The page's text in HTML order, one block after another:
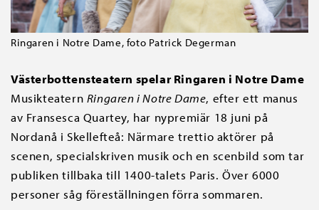
Ringaren i Notre Dame, foto Patrick Degerman
Västerbottensteatern spelarRingaren i Notre Dame
Musikteatern Ringaren i Notre Dame, efter ett manus
av Fransesca Quartey, har nypremiär 18 juni på
Nordanå i Skellefteå: Närmare trettio aktörer på
scenen, specialskriven musik och en scenbild som tar
publiken tillbaka till 1400-talets Paris. Över 6000
personer såg föreställningen förra sommaren.